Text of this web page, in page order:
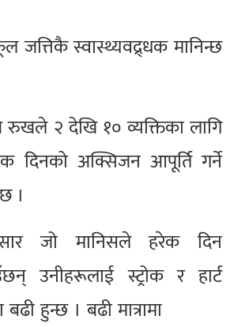
स्वास्थ्यवद्र्धक मानिन्छ
रुखले २ देखि १० व्यक्तिका लागि
दिनको अक्सिजन आपूर्ति गर्ने
।
जो मानिसले हरेक दिन
उनीहरूलाई स्ट्रोक र हार्ट
बढी हुन्छ । बढी मात्रामा